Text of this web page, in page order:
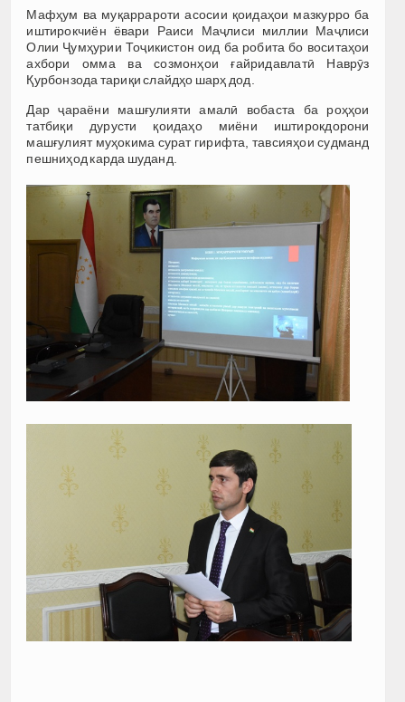
Мафҳум ва муқаррароти асосии қоидаҳои мазкурро ба
иштирокчиён ёвари Раиси Маҷлиси миллии Маҷлиси
Олии Ҷумҳурии Тоҷикистон оид ба робита бо воситаҳои
ахбори омма ва созмонҳои ғайридавлатӣ Наврӯз
Қурбонзода тариқи слайдҳо шарҳ дод.
Дар ҷараёни машғулияти амалӣ вобаста ба роҳҳои
татбиқи дурусти қоидаҳо миёни иштирокдорони
машғулият муҳокима сурат гирифта, тавсияҳои судманд
пешниҳод карда шуданд.